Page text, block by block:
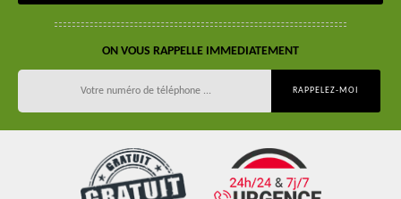
ON VOUS RAPPELLE IMMEDIATEMENT